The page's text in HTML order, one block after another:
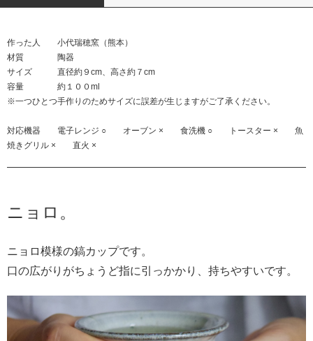
作った人 小代瑞穂窯（熊本）
材質 陶器
サイズ 直径約９cm、高さ約７cm
容量 約１００ml
※一つひとつ手作りのためサイズに誤差が生じますがご了承ください。
対応機器 電子レンジ ○ オーブン × 食洗機 ○ トースター × 魚
焼きグリル × 直火 ×
ニョロ。
ニョロ模様の鎬カップです。
口の広がりがちょうど指に引っかかり、持ちやすいです。